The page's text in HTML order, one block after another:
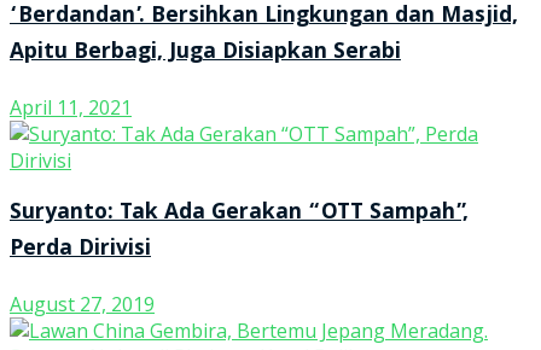
‘Berdandan’. Bersihkan Lingkungan dan Masjid,
Apitu Berbagi, Juga Disiapkan Serabi
April 11, 2021
Suryanto: Tak Ada Gerakan “OTT Sampah”,
Perda Dirivisi
August 27, 2019